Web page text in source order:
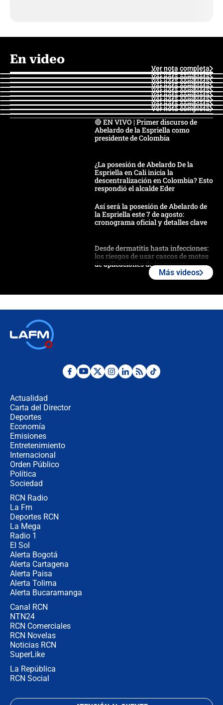
En video
Ver nota completa
Ver nota completa
Ver nota completa
Ver nota completa
Ver nota completa
Ver nota completa
Ver nota completa
Ver nota completa
Ver nota completa
Ver nota completa
🔴 EN VIVO | Primer discurso de
Abelardo de la Espriella como
presidente de Colombia
¿La posesión de Abelardo De la
Espriella en Cali inicia la
descentralización en Colombia? Esto
respondió el alcalde Eder
Así será la posesión de Abelardo de
la Espriella este 7 de agosto:
cronograma oficial y detalles clave
Desde dermatitis hasta infecciones:
los riesgos de usar cascos de motos
de aplicaciones de transporte
Posesión de Abelardo De La Espriella
Más videos
Actualidad
Carta del Director
Deportes
Economía
Emisiones
Entretenimiento
Internacional
Orden Público
Política
Sociedad
RCN Radio
La Fm
Deportes RCN
La Mega
Radio 1
El Sol
Alerta Bogotá
Alerta Cartagena
Alerta Paisa
Alerta Tolima
Alerta Bucaramanga
Canal RCN
NTN24
RCN Comerciales
RCN Novelas
Noticias RCN
SuperLike
La República
RCN Social